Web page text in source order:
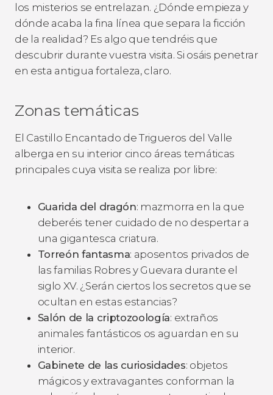
los misterios se entrelazan. ¿Dónde empieza y
dónde acaba la fina línea que separa la ficción
de la realidad? Es algo que tendréis que
descubrir durante vuestra visita. Si osáis penetrar
en esta antigua fortaleza, claro.
Zonas temáticas
El Castillo Encantado de Trigueros del Valle
alberga en su interior cinco áreas temáticas
principales cuya visita se realiza por libre:
Guarida del dragón: mazmorra en la que
deberéis tener cuidado de no despertar a
una gigantesca criatura.
Torreón fantasma: aposentos privados de
las familias Robres y Guevara durante el
siglo XV. ¿Serán ciertos los secretos que se
ocultan en estas estancias?
Salón de la criptozoología: extraños
animales fantásticos os aguardan en su
interior.
Gabinete de las curiosidades: objetos
mágicos y extravagantes conforman la